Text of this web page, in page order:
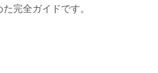
完全ガイドです。